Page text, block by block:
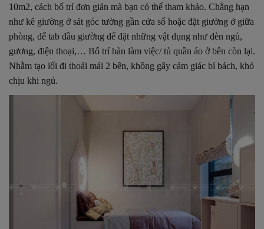
10m2, cách bố trí đơn giản mà bạn có thể tham khảo. Chẳng hạn
như kê giường ở sát góc tường gần cửa sổ hoặc đặt giường ở giữa
phòng, để tab đầu giường để đặt những vật dụng như đèn ngủ,
gương, điện thoại,… Bố trí bàn làm việc/ tủ quần áo ở bên còn lại.
Nhằm tạo lối đi thoải mái 2 bên, không gây cảm giác bí bách, khó
chịu khi ngủ.